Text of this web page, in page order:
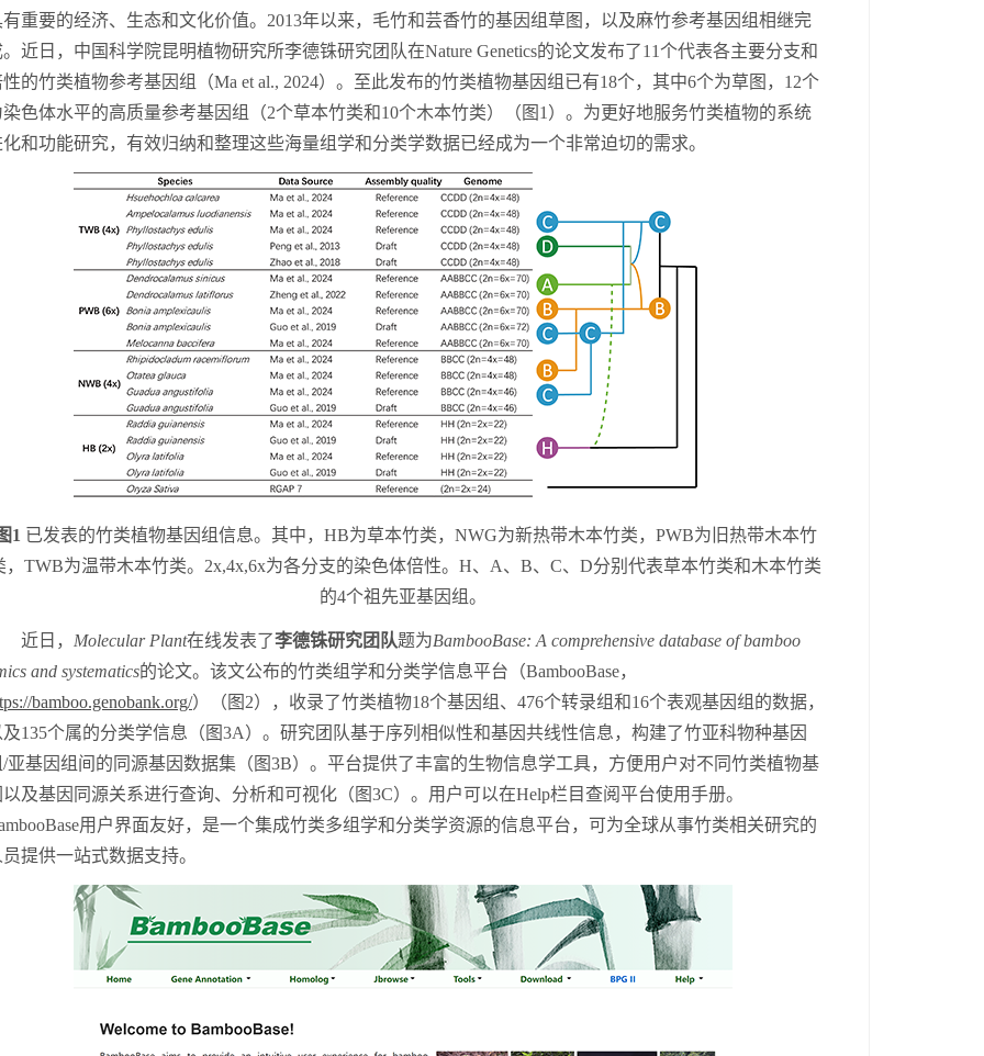
有重要的经济、 生态和文化价值。 2013年以来，毛竹和芸香竹的基因组草图，以及麻竹参考基因组相继完
。近日，中国科学院昆明植物研究所李德铢研究团队在Nature Genetics的论文发布了1 1个代表各主要分支和
性的竹类植物参考基因组（Ma et al., 2024）。至此发布的竹类植物基因组已有18个，其中6个为草图，1 2个
染色体水平的高质量参考基因组（2个草本竹类和10个木本竹类）（图 1）。为更好地服务竹类植物的系统
和功能研究，有效归纳和整理这些海量组学和分类学数据已经成为一个非常迫切的需求。
1 已发表的竹类植物基因组信息。其中， HB为草本竹类，NWG为新热带木本竹类，PWB为旧热带木本竹
，TWB为温带木本竹类。2x,4x,6x为各分支的染色体倍性。 H、A、B、C、D分别代表草本竹类和木本竹类
的4个祖先亚基因组。
近日， Molecular Plant在线发表了李德铢研究团队题为BambooBase: A comprehensive database of bamboo
and systematics的论文。该文公布的竹类组学和分类学信息平台（BambooBase，
bamboo.genobank.org/） （图 2） ， 收录了竹类植物18个基因组、476个转录组和16个表观基因组 的数据，
135个属的分类学信息 （图3A） 。 研究团队基于序列相似性和基因共线性信息，构建了竹亚科物种基因
/亚基因组间的同源基因数据集（图3B）。 平台提供了丰富的生物信息学工具，方便用户对不同竹类植物基
以及基因同源关系进行查询、分析和可视化 （图3C）。用户可以在Help栏目查阅平台使用手册。
用户界面友好，是一个集成竹类多组学和分类学资源的信息平台，可为全球从事竹类相关研究的
提供一站式数据支持。